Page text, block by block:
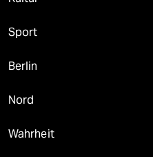
Sport
Berlin
Nord
Wahrheit